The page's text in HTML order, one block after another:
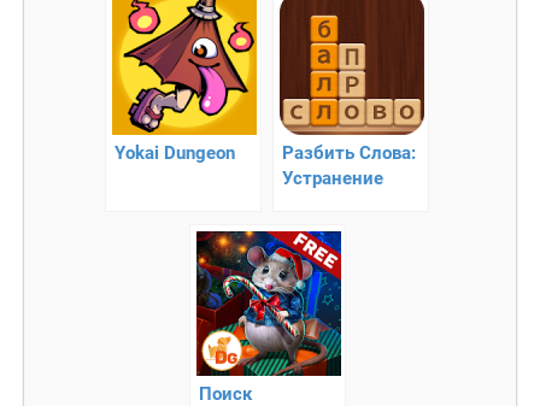
Yokai Dungeon
Разбить Слова:
Устранение
Поиск